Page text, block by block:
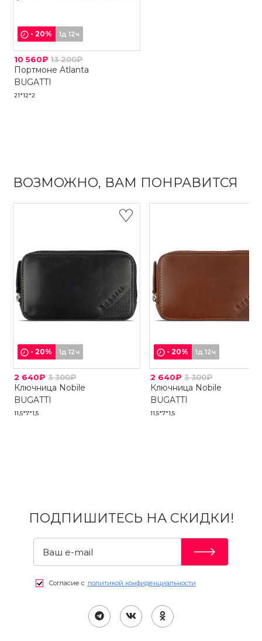
-20% 1д 12ч
10 560₽ 13 200₽
Портмоне Atlanta
BUGATTI
21*12*2
ВОЗМОЖНО, ВАМ ПОНРАВИТСЯ
-20% 1д 12ч
2 640₽ 3 300₽
Ключница Nobile
BUGATTI
11,5*7*1,5
-20% 1д 12ч
2 640₽ 3 300₽
Ключница Nobile
BUGATTI
11,5*7*1,5
ПОДПИШИТЕСЬ НА СКИДКИ!
Согласие с политикой конфиденциальности